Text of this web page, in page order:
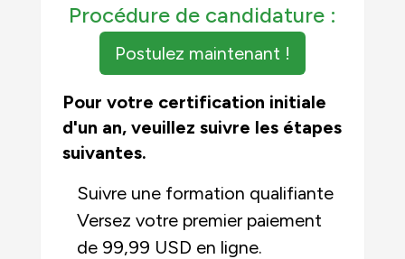
Procédure de candidature :
Postulez maintenant !
Pour votre certification initiale
d'un an, veuillez suivre les étapes
suivantes.
Suivre une formation qualifiante
Versez votre premier paiement
de 99,99 USD en ligne.